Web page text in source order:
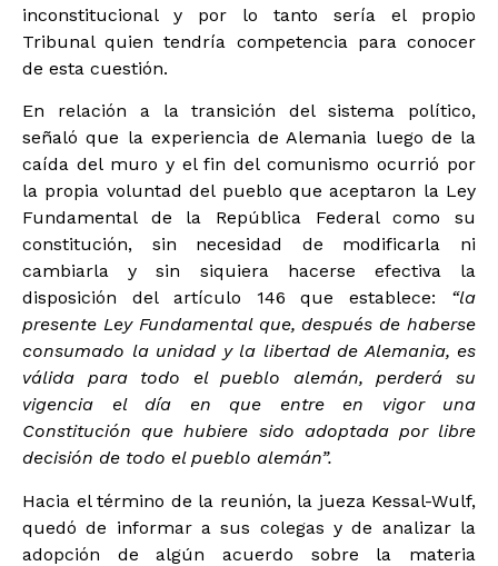
inconstitucional y por lo tanto sería el propio
Tribunal quien tendría competencia para conocer
de esta cuestión.
En relación a la transición del sistema político,
señaló que la experiencia de Alemania luego de la
caída del muro y el fin del comunismo ocurrió por
la propia voluntad del pueblo que aceptaron la Ley
Fundamental de la República Federal como su
constitución, sin necesidad de modificarla ni
cambiarla y sin siquiera hacerse efectiva la
disposición del artículo 146 que establece: “la
presente Ley Fundamental que, después de haberse
consumado la unidad y la libertad de Alemania, es
válida para todo el pueblo alemán, perderá su
vigencia el día en que entre en vigor una
Constitución que hubiere sido adoptada por libre
decisión de todo el pueblo alemán”.
Hacia el término de la reunión, la jueza Kessal-Wulf,
quedó de informar a sus colegas y de analizar la
adopción de algún acuerdo sobre la materia